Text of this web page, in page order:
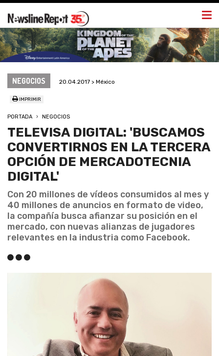
NEGOCIOS 20.04.2017 > México
IMPRIMIR
PORTADA NEGOCIOS
TELEVISA DIGITAL: 'BUSCAMOS
CONVERTIRNOS EN LA TERCERA
OPCIÓN DE MERCADOTECNIA
DIGITAL'
Con 20 millones de vídeos consumidos al mes y
40 millones de anuncios en formato de video,
la compañía busca afianzar su posición en el
mercado, con nuevas alianzas de jugadores
relevantes en la industria como Facebook.